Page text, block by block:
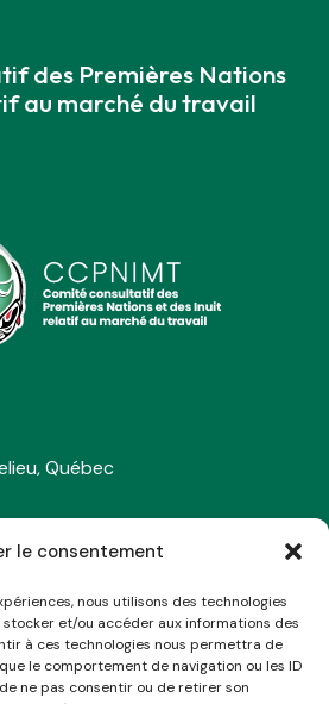
le consentement
nous utilisons des technologies
et/ou accéder aux informations des
à ces technologies nous permettra de
le comportement de navigation ou les ID
ne pas consentir ou de retirer son
des Premières Nations
au marché du travail
Québec